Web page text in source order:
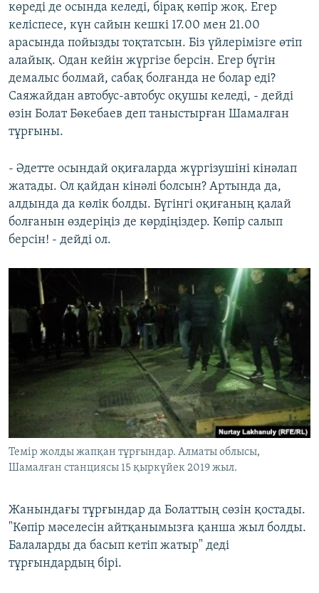
көреді де осында келеді, бірақ көпір жоқ. Егер
келіспесе, күн сайын кешкі 17.00 мен 21.00
арасында пойызды тоқтатсын. Біз үйлерімізге өтіп
алайық. Одан кейін жүргізе берсін. Егер бүгін
демалыс болмай, сабақ болғанда не болар еді?
Саяжайдан автобус-автобус оқушы келеді, - дейді
өзін Болат Бөкебаев деп таныстырған Шамалған
тұрғыны.
- Әдетте осындай оқиғаларда жүргізушіні кінәлап
жатады. Ол қайдан кінәлі болсын? Артында да,
алдында да көлік болды. Бүгінгі оқиғаның қалай
болғанын өздеріңіз де көрдіңіздер. Көпір салып
берсін! - дейді ол.
Темір жолды жапқан тұрғындар. Алматы облысы,
Шамалған станциясы 15 қыркүйек 2019 жыл.
Жанындағы тұрғындар да Болаттың сөзін қостады.
"Көпір мәселесін айтқанымызға қанша жыл болды.
Балаларды да басып кетіп жатыр" деді
тұрғындардың бірі.